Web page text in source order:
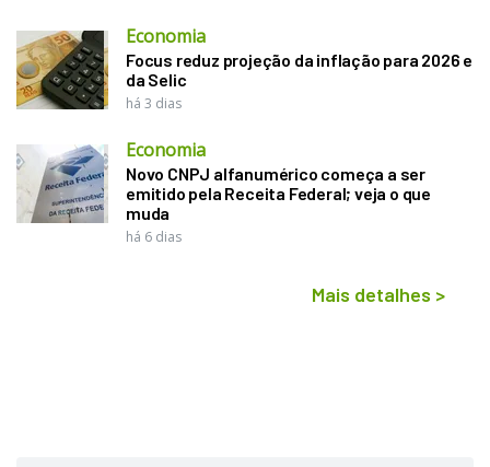
Economia
Focus reduz projeção da inflação para 2026 e
da Selic
há 3 dias
Economia
Novo CNPJ alfanumérico começa a ser
emitido pela Receita Federal; veja o que
muda
há 6 dias
Mais detalhes >